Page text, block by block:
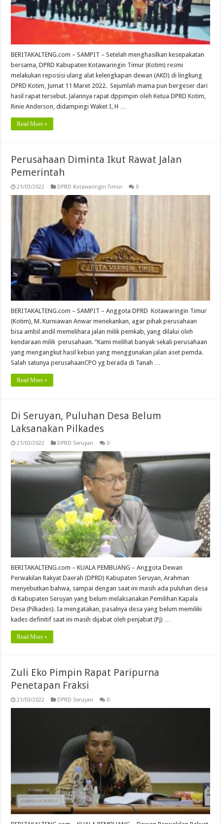
BERITAKALTENG.com – SAMPIT – Setelah menghasilkan kesepakatan
bersama, DPRD Kabupaten Kotawaringin Timur (Kotim) resmi
melakukan reposisi ulang alat kelengkapan dewan (AKD) di lingkung
DPRD Kotim, Jumat 11 Maret 2022. Sejumlah mama pun bergeser dari
hasil rapat tersebut. Jalannya rapat dppimpin oleh Ketua DPRD Kotim,
Rinie Anderson, didampingi Waket I, H …
Read More »
Perusahaan Diminta Ikut Rawat Jalan
Pemerintah
21/03/2022 DPRD Kotawaringin Timur 0
BERITAKALTENG.com – SAMPIT – Anggota DPRD Kotawaringin Timur
(Kotim), M. Kurniawan Anwar menekankan, agar pihak perusahaan
bisa ambil andil memelihara jalan milik pemkab, yang dilalui oleh
kendaraan milik perusahaan. “Kami melihat banyak sekali perusahaan
yang mengangkut hasil kebun yang menggunakan jalan aset pemda.
Salah satunya perusahaanCPO yg berada di Tanah …
Read More »
Di Seruyan, Puluhan Desa Belum
Laksanakan Pilkades
21/03/2022 DPRD Seruyan 0
BERITAKALTENG.com – KUALA PEMBUANG – Anggota Dewan
Perwakilan Rakyat Daerah (DPRD) Kabupaten Seruyan, Arahman
menyebutkan bahwa, sampai dengan saat ini masih ada puluhan desa
di Kabupaten Seruyan yang belum melaksanakan Pemilihan Kapala
Desa (Pilkades). Ia mengatakan, pasalnya desa yang belum memiliki
kades definitif saat ini masih dijabat oleh penjabat (Pj) …
Read More »
Zuli Eko Pimpin Rapat Paripurna
Penetapan Fraksi
21/03/2022 DPRD Seruyan 0